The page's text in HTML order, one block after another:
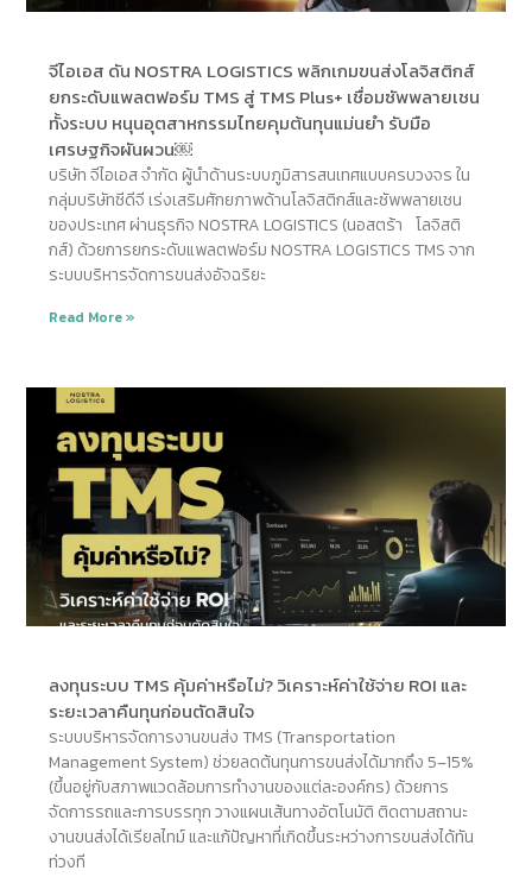
จีไอเอส ดัน NOSTRA LOGISTICS พลิกเกมขนส่งโลจิสติกส์
ยกระดับแพลตฟอร์ม TMS สู่ TMS Plus+ เชื่อมซัพพลายเชน
ทั้งระบบ หนุนอุตสาหกรรมไทยคุมต้นทุนแม่นยำ รับมือ
เศรษฐกิจผันผวน￼
บริษัท จีไอเอส จำกัด ผู้นำด้านระบบภูมิสารสนเทศแบบครบวงจร ใน
กลุ่มบริษัทซีดีจี เร่งเสริมศักยภาพด้านโลจิสติกส์และซัพพลายเชน
ของประเทศ ผ่านธุรกิจ NOSTRA LOGISTICS (นอสตร้า โลจิสติ
กส์) ด้วยการยกระดับแพลตฟอร์ม NOSTRA LOGISTICS TMS จาก
ระบบบริหารจัดการขนส่งอัจฉริยะ
Read More »
ลงทุนระบบ TMS คุ้มค่าหรือไม่? วิเคราะห์ค่าใช้จ่าย ROI และ
ระยะเวลาคืนทุนก่อนตัดสินใจ
ระบบบริหารจัดการงานขนส่ง TMS (Transportation
Management System) ช่วยลดต้นทุนการขนส่งได้มากถึง 5–15%
(ขึ้นอยู่กับสภาพแวดล้อมการทำงานของแต่ละองค์กร) ด้วยการ
จัดการรถและการบรรทุก วางแผนเส้นทางอัตโนมัติ ติดตามสถานะ
งานขนส่งได้เรียลไทม์ และแก้ปัญหาที่เกิดขึ้นระหว่างการขนส่งได้ทัน
ท่วงที